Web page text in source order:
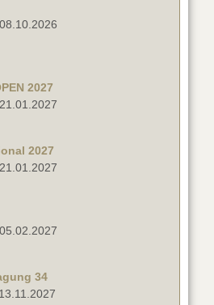
08.10.2026
2027
21.01.2027
2027
21.01.2027
05.02.2027
34
13.11.2027